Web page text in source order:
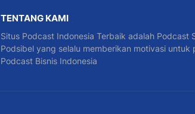
TENTANG KAMI
Situs Podcast Indonesia Terbaik adalah Podcast
Podsibel yang selalu memberikan motivasi untuk
Podcast Bisnis Indonesia